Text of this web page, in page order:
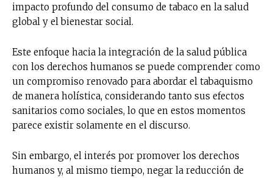
impacto profundo del consumo de tabaco en la salud
global y el bienestar social.
Este enfoque hacia la integración de la salud pública
con los derechos humanos se puede comprender como
un compromiso renovado para abordar el tabaquismo
de manera holística, considerando tanto sus efectos
sanitarios como sociales, lo que en estos momentos
parece existir solamente en el discurso.
Sin embargo, el interés por promover los derechos
humanos y, al mismo tiempo, negar la reducción de